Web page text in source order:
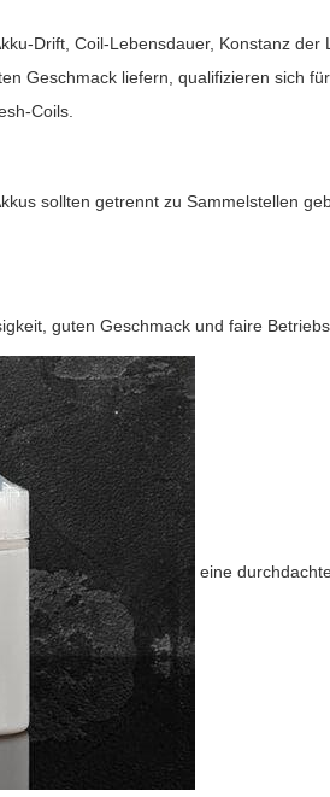
Drift, Coil-Lebensdauer, Konstanz
Geschmack liefern, qualifizieren sich
Coils.
sollten getrennt zu Sammelstellen
guten Geschmack und faire
eine